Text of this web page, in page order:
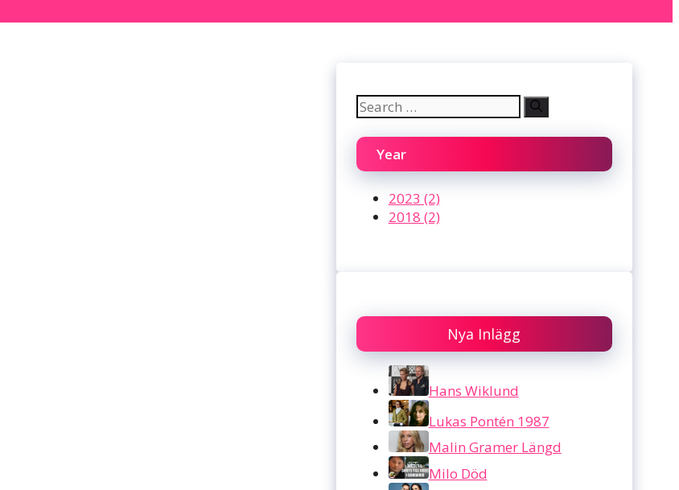
Search
for:
Year
2023 (2)
2018 (2)
Nya Inlägg
Hans Wiklund
Lukas Pontén 1987
Malin Gramer Längd
Milo Död